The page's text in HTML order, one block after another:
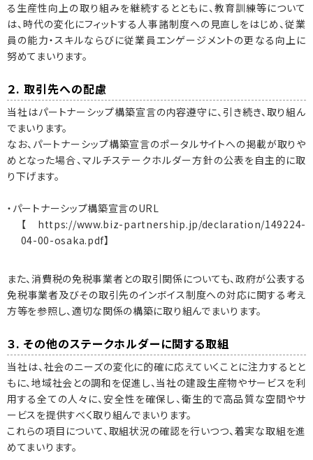
る生産性向上の取り組みを継続するとともに、教育訓練等について
は、時代の変化にフィットする人事諸制度への見直しをはじめ、従業
員の能力・スキルならびに従業員エンゲージメントの更なる向上に
努めてまいります。
２. 取引先への配慮
当社はパートナーシップ構築宣言の内容遵守に、引き続き、取り組ん
でまいります。
なお、パートナーシップ構築宣言のポータルサイトへの掲載が取りや
めとなった場合、マルチステークホルダー方針の公表を自主的に取
り下げます。
・パートナーシップ構築宣言のURL
【 https://www.biz-partnership.jp/declaration/149224-
04-00-osaka.pdf】
また、消費税の免税事業者との取引関係についても、政府が公表する
免税事業者及びその取引先のインボイス制度への対応に関する考え
方等を参照し、適切な関係の構築に取り組んでまいります。
３. その他のステークホルダーに関する取組
当社は、社会のニーズの変化に的確に応えていくことに注力するとと
もに、地域社会との調和を促進し、当社の建設生産物やサービスを利
用する全ての人々に、安全性を確保し、衛生的で高品質な空間やサ
ービスを提供すべく取り組んでまいります。
これらの項目について、取組状況の確認を行いつつ、着実な取組を進
めてまいります。